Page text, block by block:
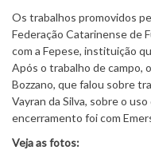
Os trabalhos promovidos
Federação Catarinense de
com a Fepese, instituição
Após o trabalho de campo,
Bozzano, que falou sobre
Vayran da Silva, sobre o
encerramento foi com
Veja as fotos: